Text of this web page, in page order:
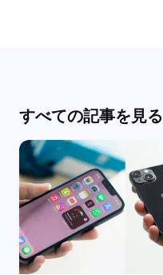
すべての記事を見る